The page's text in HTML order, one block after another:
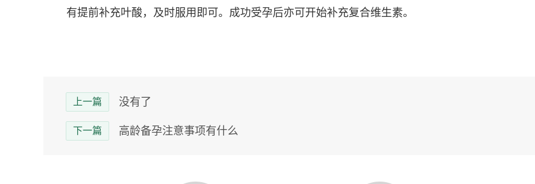
有提前补充叶酸，及时服用即可。成功受孕后亦可开始补充复合维生素。
上一篇 没有了
下一篇 高龄备孕注意事项有什么